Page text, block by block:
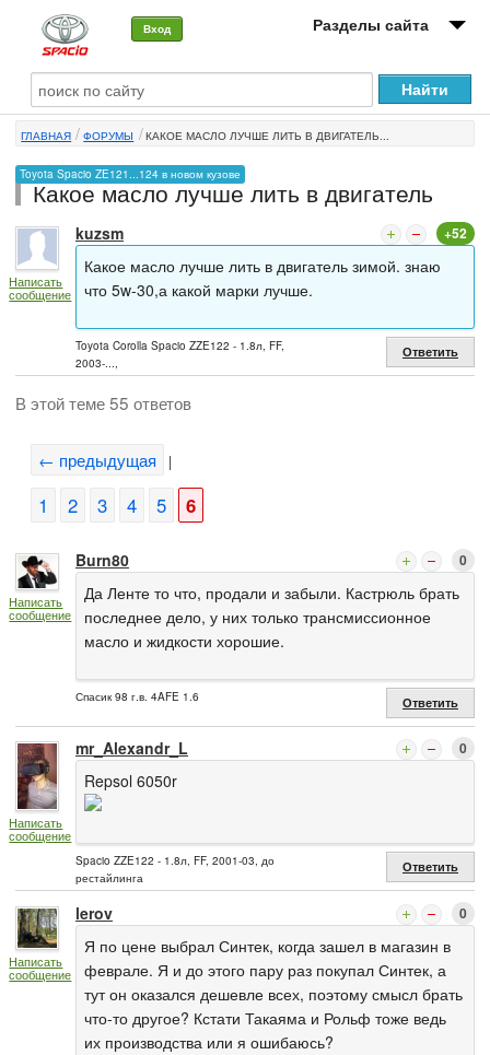
Вход Разделы сайта
О машине
Автоклуб
Форумы
Сервисы и услуги
Новости
ГЛАВНАЯ ФОРУМЫ КАКОЕ МАСЛО ЛУЧШЕ ЛИТЬ В ДВИГАТЕЛЬ...
Toyota Spacio ZE121...124 в новом кузове
Какое масло лучше лить в двигатель
Написать
сообщение
kuzsm +52
Какое масло лучше лить в двигатель зимой. знаю
что 5w-30,а какой марки лучше.
Toyota Corolla Spacio ZZE122 - 1.8л, FF,
2003-...,
Ответить
В этой теме 55 ответов
← предыдущая |
1 2 3 4 5 6
Написать
сообщение
Burn80 0
Да Ленте то что, продали и забыли. Кастрюль брать
последнее дело, у них только трансмиссионное
масло и жидкости хорошие.
Спасик 98 г.в. 4AFE 1.6 Ответить
Написать
сообщение
mr_Alexandr_L 0
Repsol 6050r
Spacio ZZE122 - 1.8л, FF, 2001-03, до
рестайлинга
Ответить
Написать
сообщение
lerov 0
Я по цене выбрал Синтек, когда зашел в магазин в
феврале. Я и до этого пару раз покупал Синтек, а
тут он оказался дешевле всех, поэтому смысл брать
что-то другое? Кстати Такаяма и Рольф тоже ведь
их производства или я ошибаюсь?